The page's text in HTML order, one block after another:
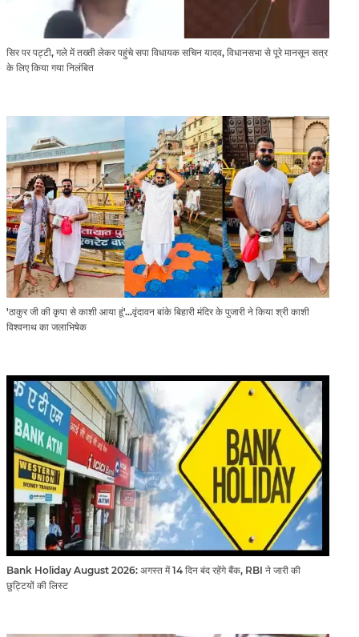
सिर पर पट्टी, गले में तख्ती लेकर पहुंचे सपा विधायक सचिन यादव, विधानसभा से पूरे मानसून सत्र
के लिए किया गया निलंबित
'ठाकुर जी की कृपा से काशी आया हूं'...वृंदावन बांके बिहारी मंदिर के पुजारी ने किया श्री काशी
विश्वनाथ का जलाभिषेक
Bank Holiday August 2026: अगस्त में 14 दिन बंद रहेंगे बैंक, RBI ने जारी की
छुट्टियों की लिस्ट​​​​​​​